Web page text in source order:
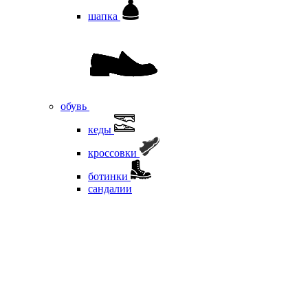
шапка
обувь
кеды
кроссовки
ботинки
сандалии